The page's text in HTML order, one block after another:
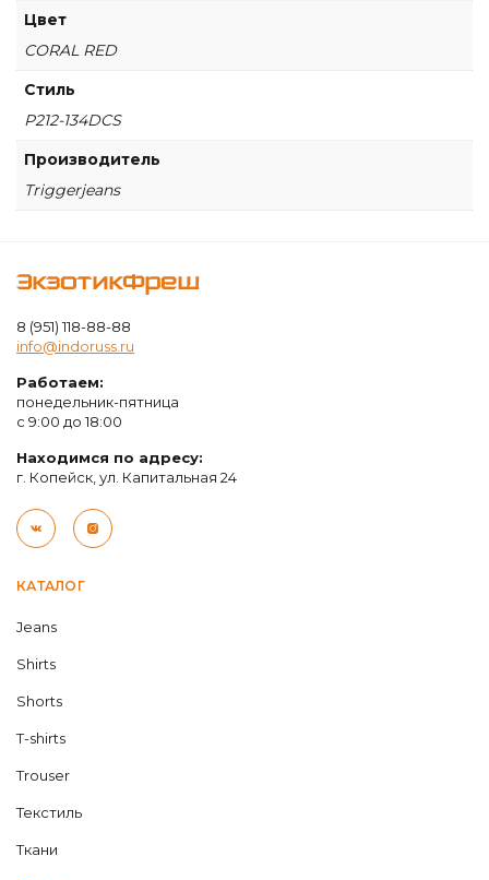
Цвет
CORAL RED
Стиль
P212-134DCS
Производитель
Triggerjeans
КАТАЛОГ
Jeans
Shirts
Shorts
T-shirts
Trouser
Текстиль
Ткани
ЭкзотикФреш
8 (951) 118-88-88
info@indoruss.ru
Работаем:
понедельник-пятница
с 9:00 до 18:00
Находимся по адресу:
г. Копейск, ул. Капитальная 24